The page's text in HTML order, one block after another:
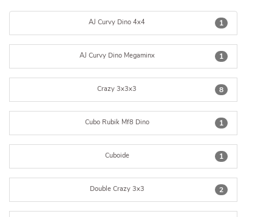
1
AJ Curvy Dino 4x4
1
AJ Curvy Dino Megaminx
8
Crazy 3x3x3
1
Cubo Rubik Mf8 Dino
1
Cuboide
2
Double Crazy 3x3